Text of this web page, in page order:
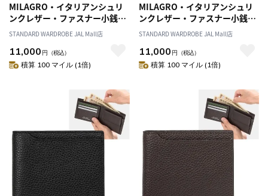
MILAGRO・イタリアンシュリ
ンクレザー・ファスナー小銭入
れ付き札ばさみ・ネイビー
STANDARD WARDROBE JAL Mall店
11,000 円 （税込）
積算 100 マイル (1倍)
MILAGRO・イタリアンシュリ
ンクレザー・ファスナー小銭入
れ付き札ばさみ・オリーブ
STANDARD WARDROBE JAL Mall店
11,000 円 （税込）
積算 100 マイル (1倍)